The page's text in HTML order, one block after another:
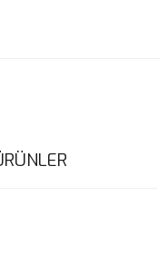
ve diğer
formunu kullanarak